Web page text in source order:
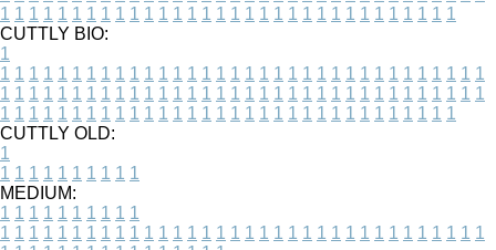
1 1 1 1 1 1 1 1 1 1 1 1 1 1 1 1 1 1 1 1 1 1 1 1 1 1 1 1 1 1 1 1
CUTTLY BIO:
1
1 1 1 1 1 1 1 1 1 1 1 1 1 1 1 1 1 1 1 1 1 1 1 1 1 1 1 1 1 1 1 1 1 1
1 1 1 1 1 1 1 1 1 1 1 1 1 1 1 1 1 1 1 1 1 1 1 1 1 1 1 1 1 1 1 1 1 1
1 1 1 1 1 1 1 1 1 1 1 1 1 1 1 1 1 1 1 1 1 1 1 1 1 1 1 1 1 1 1 1
CUTTLY OLD:
1
1 1 1 1 1 1 1 1 1 1
MEDIUM:
1 1 1 1 1 1 1 1 1 1
1 1 1 1 1 1 1 1 1 1 1 1 1 1 1 1 1 1 1 1 1 1 1 1 1 1 1 1 1 1 1 1 1 1